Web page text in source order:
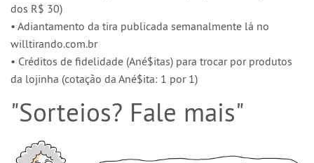
dos R$ 30)
• Adiantamento da tira publicada semanalmente lá no
willtirando.com.br
• Créditos de fidelidade (Ané$itas) para trocar por produtos
da lojinha (cotação da Ané$ita: 1 por 1)
"Sorteios? Fale mais"